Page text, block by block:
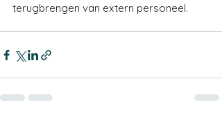
terugbrengen van extern personeel.